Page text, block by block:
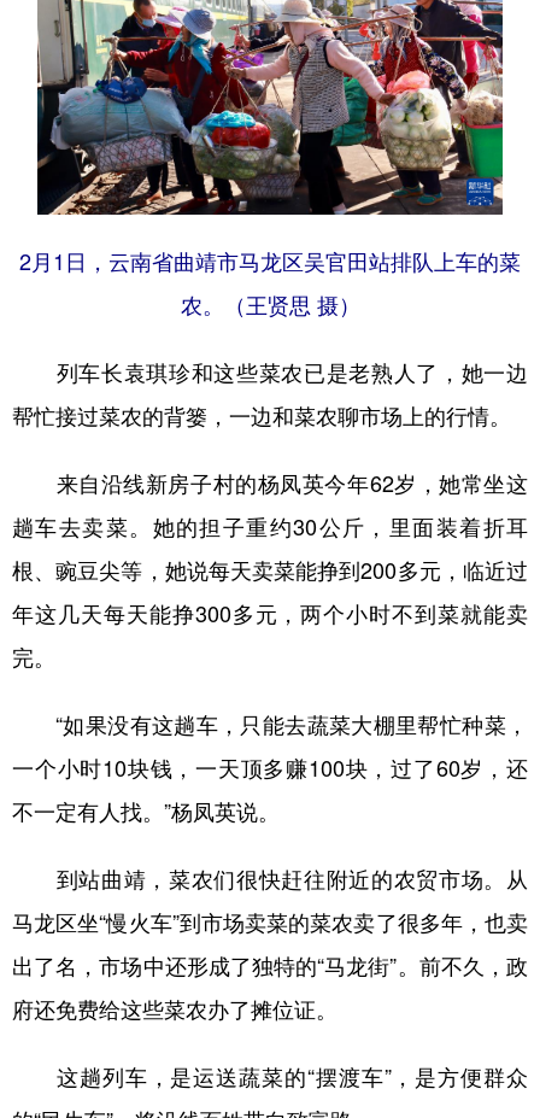
2月1日，云南省曲靖市马龙区吴官田站排队上车的菜
农。（王贤思 摄）
列车长袁琪珍和这些菜农已是老熟人了，她一边
帮忙接过菜农的背篓，一边和菜农聊市场上的行情。
来自沿线新房子村的杨凤英今年62岁，她常坐这
趟车去卖菜。她的担子重约30公斤，里面装着折耳
根、豌豆尖等，她说每天卖菜能挣到200多元，临近过
年这几天每天能挣300多元，两个小时不到菜就能卖
完。
“如果没有这趟车，只能去蔬菜大棚里帮忙种菜，
一个小时10块钱，一天顶多赚100块，过了60岁，还
不一定有人找。”杨凤英说。
到站曲靖，菜农们很快赶往附近的农贸市场。从
马龙区坐“慢火车”到市场卖菜的菜农卖了很多年，也卖
出了名，市场中还形成了独特的“马龙街”。前不久，政
府还免费给这些菜农办了摊位证。
这趟列车，是运送蔬菜的“摆渡车”，是方便群众